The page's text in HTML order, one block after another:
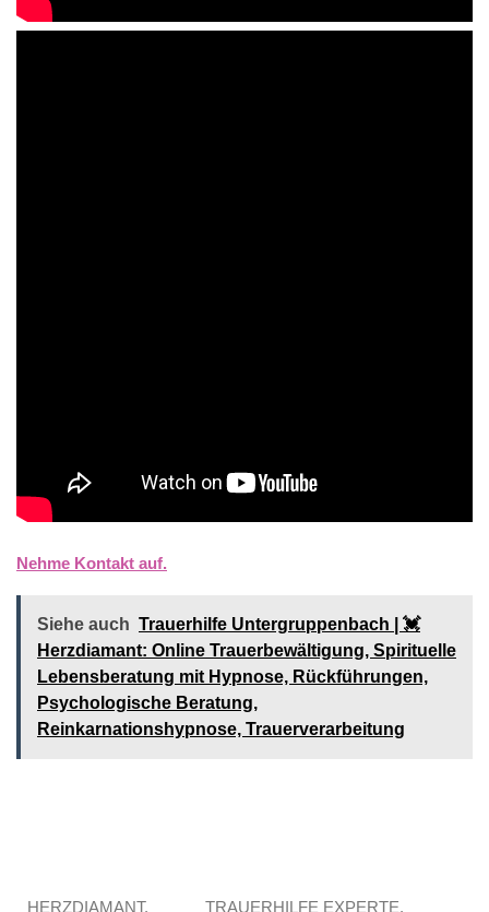
Nehme Kontakt auf.
Siehe auch Trauerhilfe Untergruppenbach | 💓️️
Herzdiamant: Online Trauerbewältigung, Spirituelle
Lebensberatung mit Hypnose, Rückführungen,
Psychologische Beratung,
Reinkarnationshypnose, Trauerverarbeitung
HERZDIAMANT. TRAUERHILFE EXPERTE.